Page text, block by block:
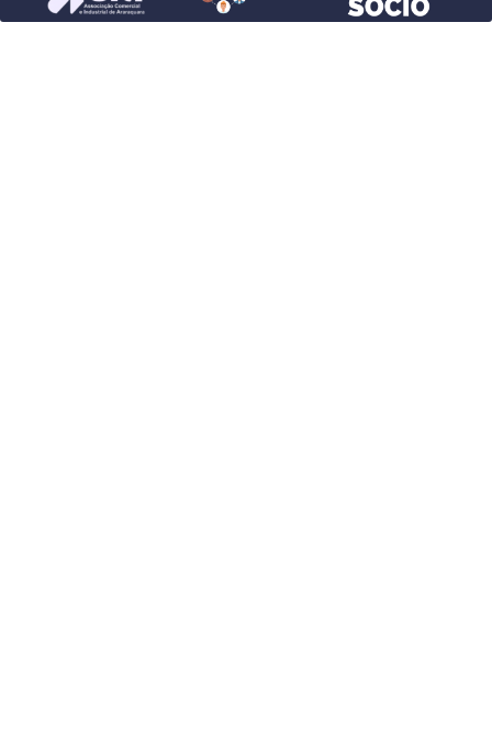
CIDADE